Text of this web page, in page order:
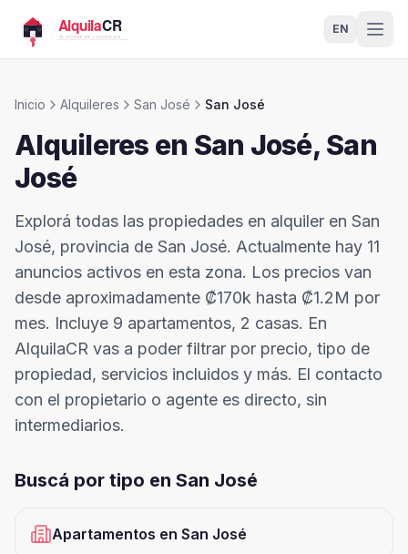
EN
Inicio Alquileres San José San José
Alquileres en San José, San
José
Explorá todas las propiedades en alquiler en San
José, provincia de San José. Actualmente hay 11
anuncios activos en esta zona. Los precios van
desde aproximadamente ₡170k hasta ₡1.2M por
mes. Incluye 9 apartamentos, 2 casas. En
AlquilaCR vas a poder filtrar por precio, tipo de
propiedad, servicios incluidos y más. El contacto
con el propietario o agente es directo, sin
intermediarios.
Buscá por tipo en San José
Apartamentos en San José